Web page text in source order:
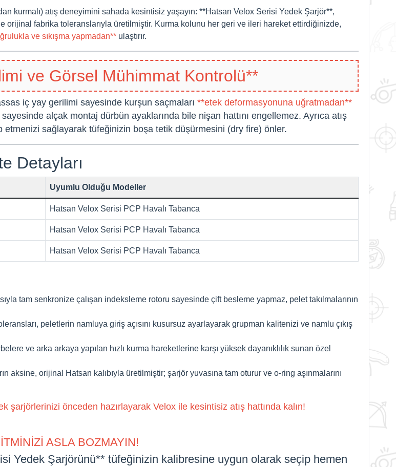
kurmalı) atış deneyimini sahada kesintisiz yaşayın: **Hatsan Velox Serisi Yedek Şarjör**,
orijinal fabrika toleranslarıyla üretilmiştir. Kurma kolunu her geri ve ileri hareket ettirdiğinizde,
ve sıkışma yapmadan** ulaştırır.
ve Görsel Mühimmat Kontrolü**
iç yay gerilimi sayesinde kurşun saçmaları **etek deformasyonuna uğratmadan**
alçak montaj dürbün ayaklarında bile nişan hattını engellemez. Ayrıca atış
etmenizi sağlayarak tüfeğinizin boşa tetik düşürmesini (dry fire) önler.
Detayları
Uyumlu Olduğu Modeller
Hatsan Velox Serisi PCP Havalı Tabanca
Hatsan Velox Serisi PCP Havalı Tabanca
Hatsan Velox Serisi PCP Havalı Tabanca
tam senkronize çalışan indeksleme rotoru sayesinde çift besleme yapmaz, pelet takılmalarının
peletlerin namluya giriş açısını kusursuz ayarlayarak grupman kalitenizi ve namlu çıkış
ve arka arkaya yapılan hızlı kurma hareketlerine karşı yüksek dayanıklılık sunan özel
aksine, orijinal Hatsan kalıbıyla üretilmiştir; şarjör yuvasına tam oturur ve o-ring aşınmalarını
şarjörlerinizi önceden hazırlayarak Velox ile kesintisiz atış hattında kalın!
ASLA BOZMAYIN!
Yedek Şarjörünü** tüfeğinizin kalibresine uygun olarak seçip hemen